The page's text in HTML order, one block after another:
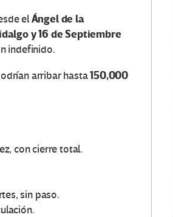
elÁngel de la
y 16 de Septiembre
indefinido.
arribar hasta150,000
con cierre total.
sin paso.